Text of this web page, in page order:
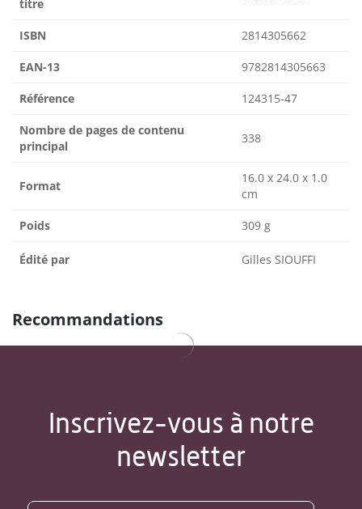
titre
ISBN 2814305662
EAN-13 9782814305663
Référence 124315-47
Nombre de pages de contenu
principal
338
Format
16.0 x 24.0 x 1.0
cm
Poids 309 g
Édité par Gilles SIOUFFI
Recommandations
Inscrivez-vous à notre
newsletter